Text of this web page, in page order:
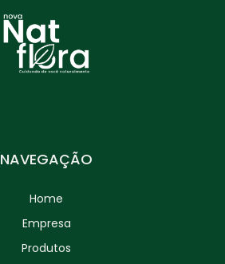
NAVEGAÇÃO
Home
Empresa
Produtos